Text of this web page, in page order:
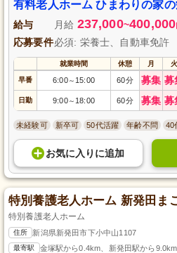
有料老人ホーム ひまわりの家
給与 月給 237,000~400,000
応募要件必須: 栄養士、自動車免許
就業時間 休憩 月 火
早番 6:00～ 15:00 60分 募集 募
日勤 9:00～ 18:00 60分 募集 募
未経験可 新卒可 50代活躍 年齢不問 40
お気に入り に追加
特別養護老人ホーム 新発田ま
特別養護老人ホーム
住所 新潟県新発田市下小中山1107
最寄駅 金塚駅から0.4km、新発田駅から